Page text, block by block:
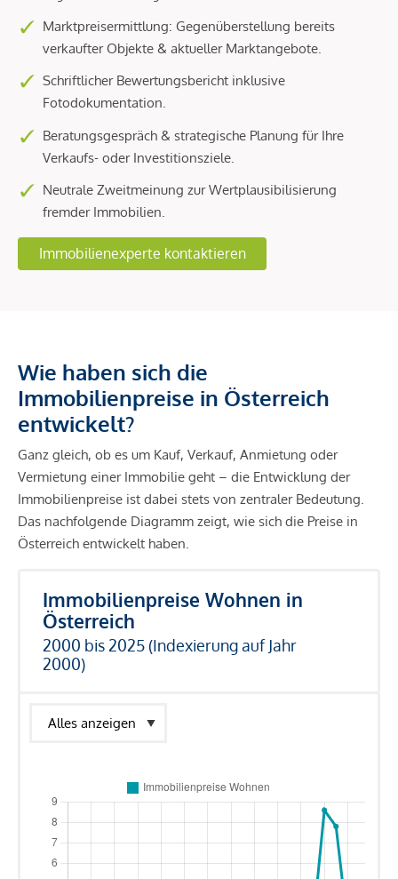
Marktpreisermittlung: Gegenüberstellung bereits
verkaufter Objekte & aktueller Marktangebote.
Schriftlicher Bewertungsbericht inklusive
Fotodokumentation.
Beratungsgespräch & strategische Planung für Ihre
Verkaufs- oder Investitionsziele.
Neutrale Zweitmeinung zur Wertplausibilisierung
fremder Immobilien.
Immobilienexperte kontaktieren
Wie haben sich die
Immobilienpreise in Österreich
entwickelt?
Ganz gleich, ob es um Kauf, Verkauf, Anmietung oder
Vermietung einer Immobilie geht – die Entwicklung der
Immobilienpreise ist dabei stets von zentraler Bedeutung.
Das nachfolgende Diagramm zeigt, wie sich die Preise in
Österreich entwickelt haben.
Immobilienpreise Wohnen in
Österreich
2000 bis 2025 (Indexierung auf Jahr
2000)